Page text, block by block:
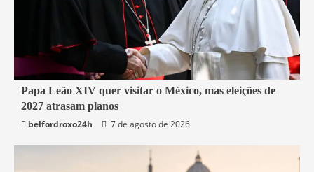
3 min read
Mundo
Papa Leão XIV quer visitar o México, mas eleições de
2027 atrasam planos
belfordroxo24h
7 de agosto de 2026